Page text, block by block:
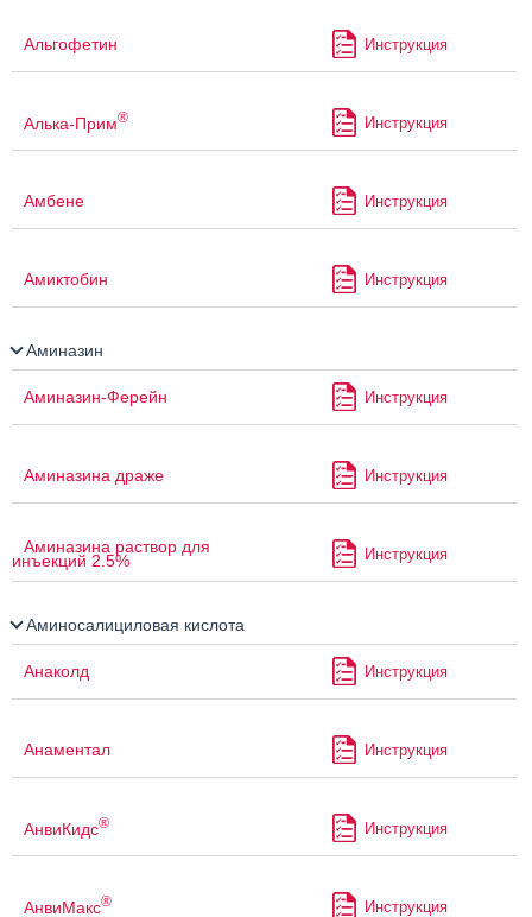
Альгофетин Инструкция
Алька-Прим® Инструкция
Амбене Инструкция
Амиктобин Инструкция
Аминазин
Аминазин-Ферейн Инструкция
Аминазина драже Инструкция
Аминазина раствор для
инъекций 2.5% Инструкция
Аминосалициловая кислота
Анаколд Инструкция
Анаментал Инструкция
АнвиКидс® Инструкция
АнвиМакс® Инструкция